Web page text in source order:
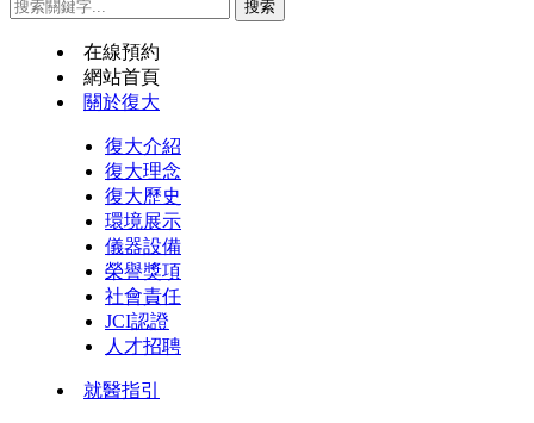
在線預約
網站首頁
關於復大
復大介紹
復大理念
復大歷史
環境展示
儀器設備
榮譽獎項
社會責任
JCI認證
人才招聘
就醫指引